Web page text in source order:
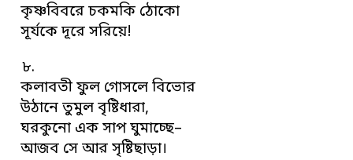
কৃষ্ণবিবরে চকমকি ঠোকো
সূর্যকে দূরে সরিয়ে!
৮.
কলাবতী ফুল গোসলে বিভোর
উঠানে তুমুল বৃষ্টিধারা,
ঘরকুনো এক সাপ ঘুমাচ্ছে–
আজব সে আর সৃষ্টিছাড়া।